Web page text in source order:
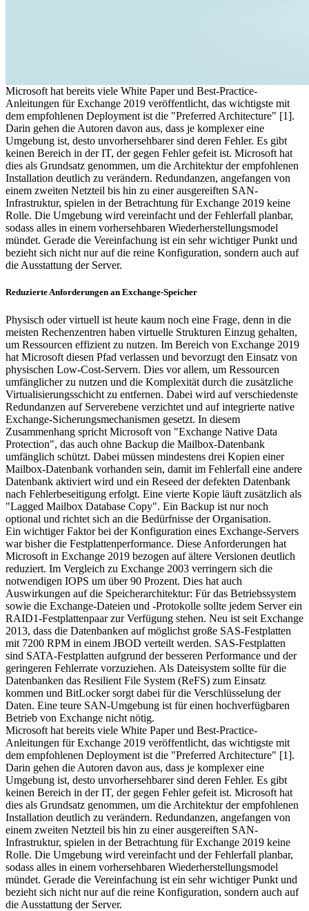
Microsoft hat bereits viele White Paper und Best-Practice-
Anleitungen für Exchange 2019 veröffentlicht, das wichtigste mit
dem empfohlenen Deployment ist die "Preferred Architecture" [1].
Darin gehen die Autoren davon aus, dass je komplexer eine
Umgebung ist, desto unvorhersehbarer sind deren Fehler. Es gibt
keinen Bereich in der IT, der gegen Fehler gefeit ist. Microsoft hat
dies als Grundsatz genommen, um die Architektur der empfohlenen
Installation deutlich zu verändern. Redundanzen, angefangen von
einem zweiten Netzteil bis hin zu einer ausgereiften SAN-
Infrastruktur, spielen in der Betrachtung für Exchange 2019 keine
Rolle. Die Umgebung wird vereinfacht und der Fehlerfall planbar,
sodass alles in einem vorhersehbaren Wiederherstellungsmodel
mündet. Gerade die Vereinfachung ist ein sehr wichtiger Punkt und
bezieht sich nicht nur auf die reine Konfiguration, sondern auch auf
die Ausstattung der Server.
Reduzierte Anforderungen an Exchange-Speicher
Physisch oder virtuell ist heute kaum noch eine Frage, denn in die
meisten Rechenzentren haben virtuelle Strukturen Einzug gehalten,
um Ressourcen effizient zu nutzen. Im Bereich von Exchange 2019
hat Microsoft diesen Pfad verlassen und bevorzugt den Einsatz von
physischen Low-Cost-Servern. Dies vor allem, um Ressourcen
umfänglicher zu nutzen und die Komplexität durch die zusätzliche
Virtualisierungsschicht zu entfernen. Dabei wird auf verschiedenste
Redundanzen auf Serverebene verzichtet und auf integrierte native
Exchange-Sicherungsmechanismen gesetzt. In diesem
Zusammenhang spricht Microsoft von "Exchange Native Data
Protection", das auch ohne Backup die Mailbox-Datenbank
umfänglich schützt. Dabei müssen mindestens drei Kopien einer
Mailbox-Datenbank vorhanden sein, damit im Fehlerfall eine andere
Datenbank aktiviert wird und ein Reseed der defekten Datenbank
nach Fehlerbeseitigung erfolgt. Eine vierte Kopie läuft zusätzlich als
"Lagged Mailbox Database Copy". Ein Backup ist nur noch
optional und richtet sich an die Bedürfnisse der Organisation.
Ein wichtiger Faktor bei der Konfiguration eines Exchange-Servers
war bisher die Festplattenperformance. Diese Anforderungen hat
Microsoft in Exchange 2019 bezogen auf ältere Versionen deutlich
reduziert. Im Vergleich zu Exchange 2003 verringern sich die
notwendigen IOPS um über 90 Prozent. Dies hat auch
Auswirkungen auf die Speicherarchitektur: Für das Betriebssystem
sowie die Exchange-Dateien und -Protokolle sollte jedem Server ein
RAID1-Festplattenpaar zur Verfügung stehen. Neu ist seit Exchange
2013, dass die Datenbanken auf möglichst große SAS-Festplatten
mit 7200 RPM in einem JBOD verteilt werden. SAS-Festplatten
sind SATA-Festplatten aufgrund der besseren Performance und der
geringeren Fehlerrate vorzuziehen. Als Dateisystem sollte für die
Datenbanken das Resilient File System (ReFS) zum Einsatz
kommen und BitLocker sorgt dabei für die Verschlüsselung der
Daten. Eine teure SAN-Umgebung ist für einen hochverfügbaren
Betrieb von Exchange nicht nötig.
Microsoft hat bereits viele White Paper und Best-Practice-
Anleitungen für Exchange 2019 veröffentlicht, das wichtigste mit
dem empfohlenen Deployment ist die "Preferred Architecture" [1].
Darin gehen die Autoren davon aus, dass je komplexer eine
Umgebung ist, desto unvorhersehbarer sind deren Fehler. Es gibt
keinen Bereich in der IT, der gegen Fehler gefeit ist. Microsoft hat
dies als Grundsatz genommen, um die Architektur der empfohlenen
Installation deutlich zu verändern. Redundanzen, angefangen von
einem zweiten Netzteil bis hin zu einer ausgereiften SAN-
Infrastruktur, spielen in der Betrachtung für Exchange 2019 keine
Rolle. Die Umgebung wird vereinfacht und der Fehlerfall planbar,
sodass alles in einem vorhersehbaren Wiederherstellungsmodel
mündet. Gerade die Vereinfachung ist ein sehr wichtiger Punkt und
bezieht sich nicht nur auf die reine Konfiguration, sondern auch auf
die Ausstattung der Server.